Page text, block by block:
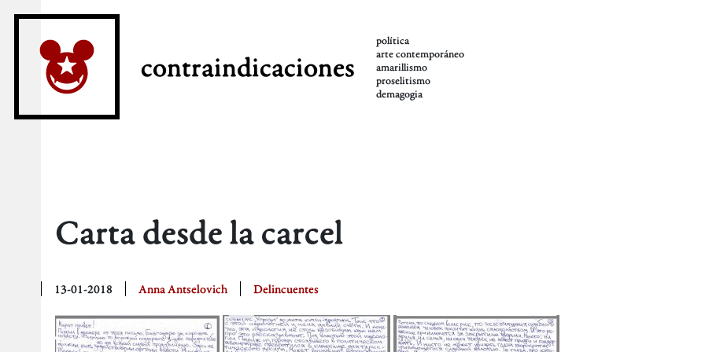
contraindicaciones
política
arte contemporáneo
amarillismo
proselitismo
demagogia
Carta desde la carcel
13-01-2018 Anna Antselovich Delincuentes